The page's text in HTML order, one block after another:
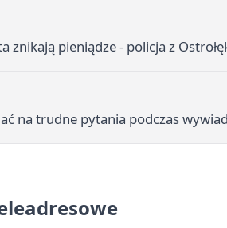
znikają pieniądze - policja z
na trudne pytania podczas